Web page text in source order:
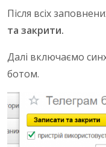
Після всіх
та закрити.
Далі включаємо
ботом.